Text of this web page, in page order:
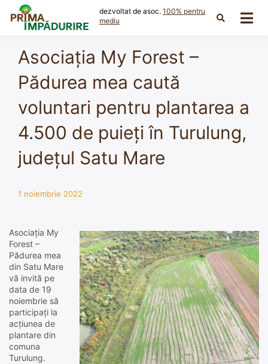
content
dezvoltat de asoc. 100% pentru
mediu
Asociația My Forest –
Pădurea mea caută
voluntari pentru plantarea a
4.500 de puieți în Turulung,
județul Satu Mare
1 noiembrie 2022
Asociația My
Forest –
Pădurea mea
din Satu Mare
vă invită pe
data de 19
noiembrie să
participați la
acțiunea de
plantare din
comuna
Turulung.